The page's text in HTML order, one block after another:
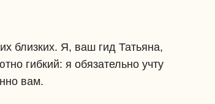
близких. Я, ваш гид Татьяна,
гибкий: я обязательно учту
вам.